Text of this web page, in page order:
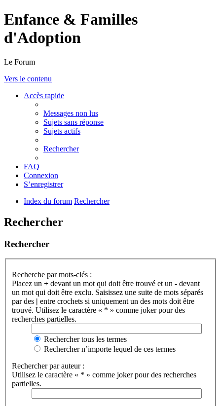
Enfance & Familles
d'Adoption
Le Forum
Vers le contenu
Accès rapide
Messages non lus
Sujets sans réponse
Sujets actifs
Rechercher
FAQ
Connexion
S’enregistrer
Index du forum Rechercher
Rechercher
Rechercher
Recherche par mots-clés :
Placez un + devant un mot qui doit être trouvé et un - devant
un mot qui doit être exclu. Saisissez une suite de mots séparés
par des | entre crochets si uniquement un des mots doit être
trouvé. Utilisez le caractère « * » comme joker pour des
recherches partielles.
Rechercher tous les termes
Rechercher n’importe lequel de ces termes
Rechercher par auteur :
Utilisez le caractère « * » comme joker pour des recherches
partielles.